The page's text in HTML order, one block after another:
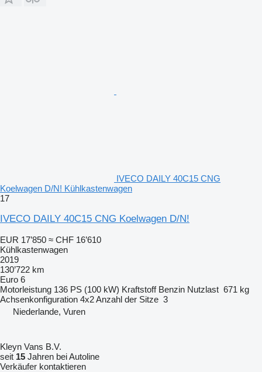
IVECO DAILY 40C15 CNG
Koelwagen D/N! Kühlkastenwagen
17
IVECO DAILY 40C15 CNG Koelwagen D/N!
EUR 17’850 ≈ CHF 16’610
Kühlkastenwagen
2019
130’722 km
Euro 6
Motorleistung 136 PS (100 kW) Kraftstoff Benzin Nutzlast 671 kg
Achsenkonfiguration 4x2Anzahl der Sitze 3
Niederlande, Vuren
Kleyn Vans B.V.
seit 15 Jahren bei Autoline
Verkäufer kontaktieren